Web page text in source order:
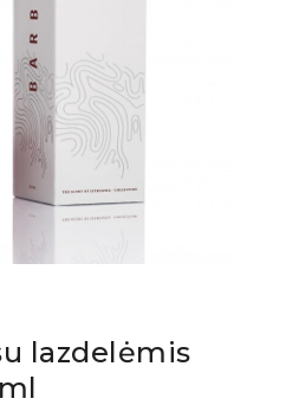
lazdelėmis